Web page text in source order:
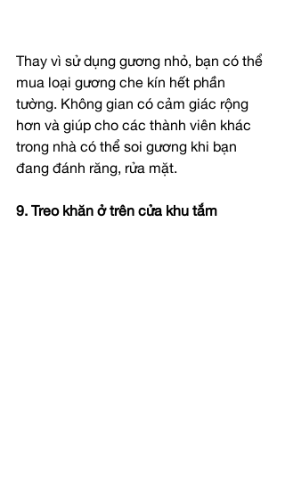
Thay vì sử dụng gương nhỏ, bạn có thể
mua loại gương che kín hết phần
tường. Không gian có cảm giác rộng
hơn và giúp cho các thành viên khác
trong nhà có thể soi gương khi bạn
đang đánh răng, rửa mặt.
9. Treo khăn ở trên cửa khu tắm